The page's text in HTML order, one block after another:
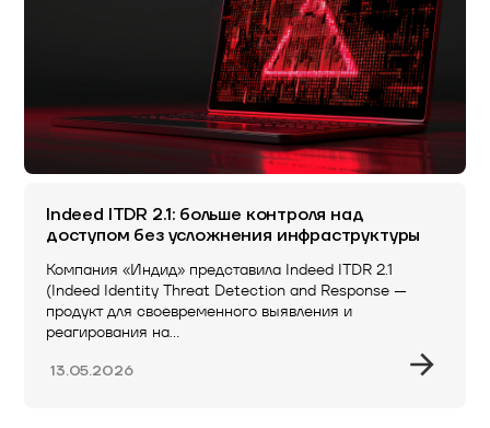
Indeed ITDR 2.1: больше контроля над
доступом без усложнения инфраструктуры
Компания «Индид» представила Indeed ITDR 2.1
(Indeed Identity Threat Detection and Response —
продукт для своевременного выявления и
реагирования на…
13.05.2026